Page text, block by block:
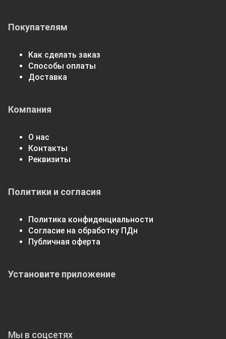
Покупателям
Как сделать заказ
Способы оплаты
Доставка
Компания
О нас
Контакты
Реквизиты
Политики и согласия
Политика конфиденциальности
Согласие на обработку ПДн
Публичная оферта
Мы в соцсетях
Установите приложение